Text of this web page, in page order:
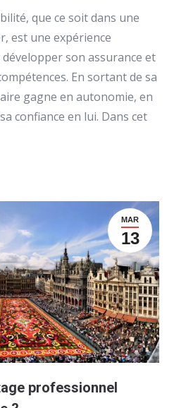
que ce soit dans une
est une expérience
son assurance et
En sortant de sa
gagne en autonomie, en
confiance en lui. Dans cet
MAR
13
professionnel